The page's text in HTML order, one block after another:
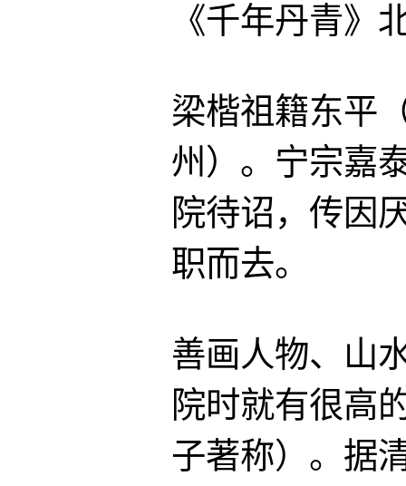
《千年丹青》
梁楷祖籍东平
州）。宁宗嘉
院待诏，传因
职而去。
善画人物、山
院时就有很高
子著称）。据